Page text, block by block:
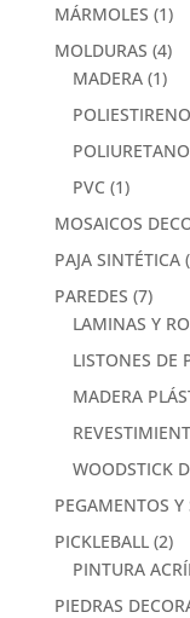
MÁRMOLES (1)
MOLDURAS (4)
MADERA (1)
POLIESTIRENO
POLIURETANO
PVC (1)
MOSAICOS
PAJA SINTÉTICA
PAREDES (7)
LAMINAS Y
LISTONES DE
MADERA
WOODSTICK
PEGAMENTOS Y
PICKLEBALL (2)
PINTURA
PIEDRAS